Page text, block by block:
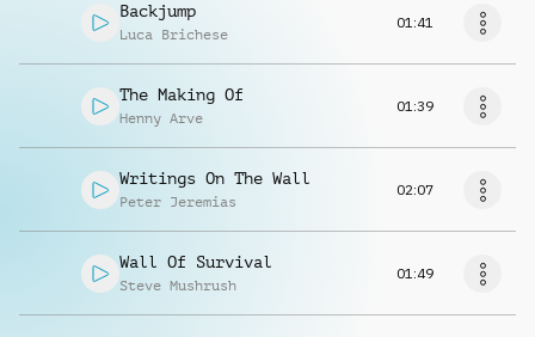
Backjump
Luca Brichese
01:41
The Making Of
Henny Arve
01:39
Writings On The Wall
Peter Jeremias
02:07
Wall Of Survival
Steve Mushrush
01:49